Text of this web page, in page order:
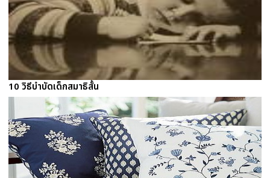
10 วิธีบำบัดเด็กสมาธิสั้น